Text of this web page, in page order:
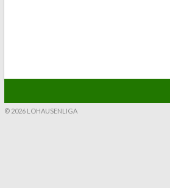
© 2026 LOHAUSENLIGA